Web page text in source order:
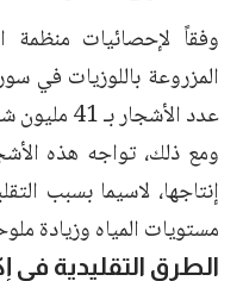
عدد الأشجار بـ 41 مليون شجرة، منتجة نحو 300 ألف طن.
ومع ذلك، تواجه هذه
إنتاجها، لاسيما بسبب
مستويات المياه وزيادة
الطرق التقليدية في